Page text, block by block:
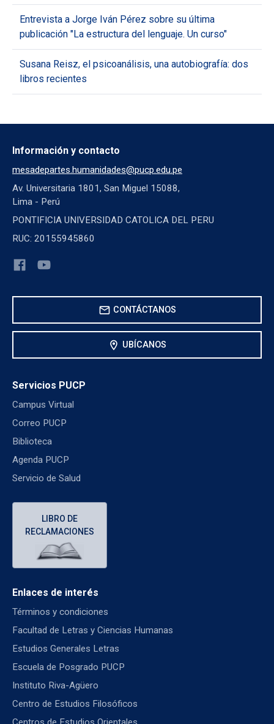
Entrevista a Jorge Iván Pérez sobre su última
publicación "La estructura del lenguaje. Un curso"
Susana Reisz, el psicoanálisis, una autobiografía: dos
libros recientes
Información y contacto
mesadepartes.humanidades@pucp.edu.pe
Av. Universitaria 1801, San Miguel 15088,
Lima - Perú
PONTIFICIA UNIVERSIDAD CATOLICA DEL PERU
RUC: 20155945860
mail CONTÁCTANOS
location_on UBÍCANOS
Servicios PUCP
Campus Virtual
Correo PUCP
Biblioteca
Agenda PUCP
Servicio de Salud
LIBRO DE
RECLAMACIONES
Enlaces de interés
Términos y condiciones
Facultad de Letras y Ciencias Humanas
Estudios Generales Letras
Escuela de Posgrado PUCP
Instituto Riva-Agüero
Centro de Estudios Filosóficos